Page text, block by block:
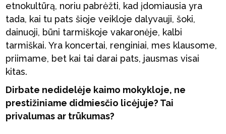
etnokultūrą, noriu pabrėžti, kad įdomiausia yra
tada, kai tu pats šioje veikloje dalyvauji, šoki,
dainuoji, būni tarmiškoje vakaronėje, kalbi
tarmiškai. Yra koncertai, renginiai, mes klausome,
priimame, bet kai tai darai pats, jausmas visai
kitas.
Dirbate nedidelėje kaimo mokykloje, ne
prestižiniame didmiesčio licėjuje? Tai
privalumas ar trūkumas?